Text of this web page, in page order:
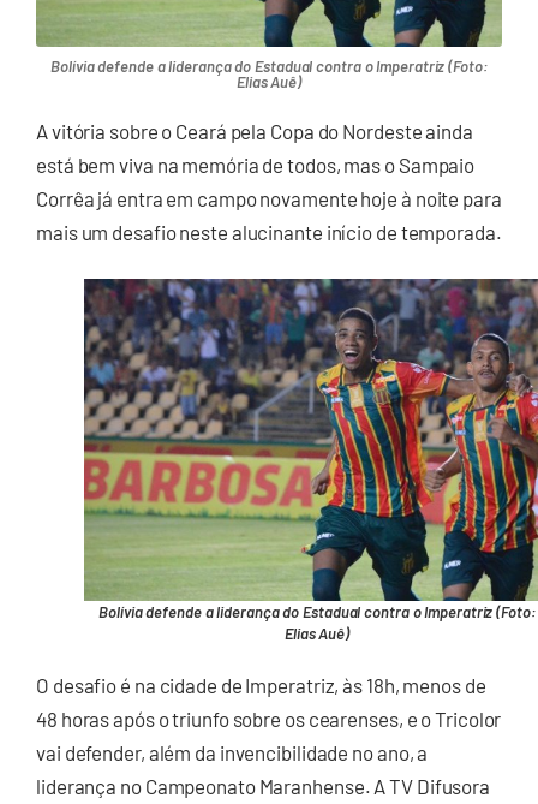
Bolívia defende a liderança do Estadual contra o Imperatriz (Foto:
Elias Auê)
A vitória sobre o Ceará pela Copa do Nordeste ainda
está bem viva na memória de todos, mas o Sampaio
Corrêa já entra em campo novamente hoje à noite para
mais um desafio neste alucinante início de temporada.
Bolívia defende a liderança do Estadual contra o Imperatriz (Foto:
Elias Auê)
O desafio é na cidade de Imperatriz, às 18h, menos de
48 horas após o triunfo sobre os cearenses, e o Tricolor
vai defender, além da invencibilidade no ano, a
liderança no Campeonato Maranhense. A TV Difusora